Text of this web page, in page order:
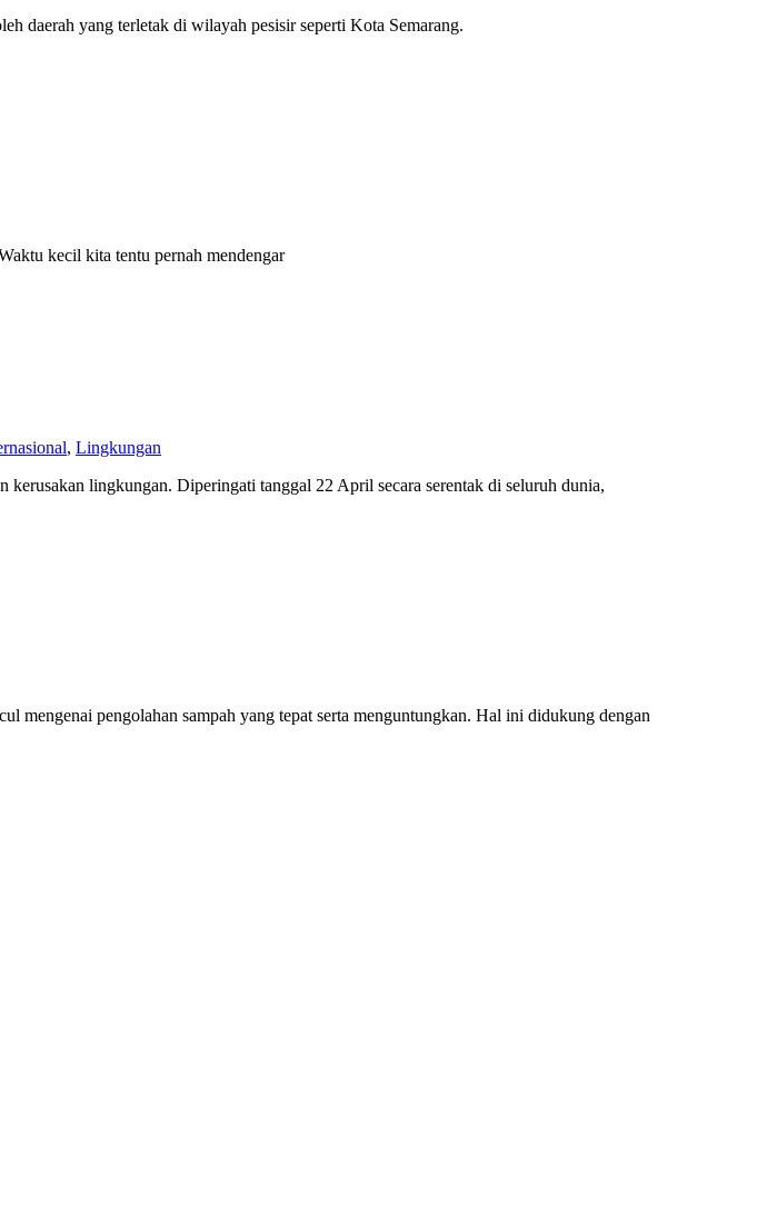
daerah yang terletak di wilayah pesisir seperti Kota Semarang.
kecil kita tentu pernah mendengar
, Lingkungan
lingkungan. Diperingati tanggal 22 April secara serentak di seluruh dunia,
mengenai pengolahan sampah yang tepat serta menguntungkan. Hal ini didukung dengan